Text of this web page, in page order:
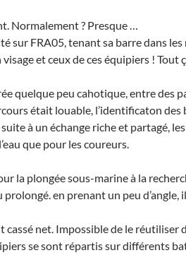
Normalement ? Presque …
sur FRA05, tenant sa barre dans
et ceux de ces équipiers ! Tout
quelque peu cahotique, entre des
était louable, l’identificaton
à un échange riche et partagé,
que pour les coureurs.
la plongée sous-marine à la
prolongé. en prenant un peu
cassé net. Impossible de le réutiliser
se sont répartis sur différents